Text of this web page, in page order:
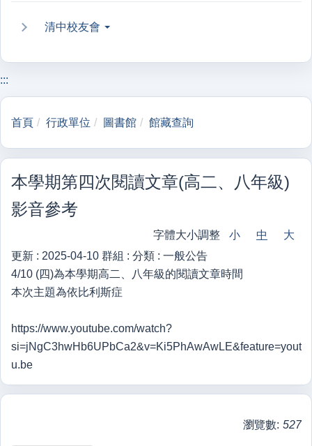
清中校友會
:::
首頁 行政單位 圖書館 館藏查詢
本學期第四次閱讀文章(高二、八年級)
影音參考
字體大小調整 小 中
大
更新 : 2025-04-10 群組 : 分類 : 一般公告
4/10 (四)為本學期高二、八年級的閱讀文章時間
本次主題為依比利斯症
https://www.youtube.com/watch?
si=jNgC3hwHb6UPbCa2&v=Ki5PhAwAwLE&feature=yout
u.be
瀏覽數: 527